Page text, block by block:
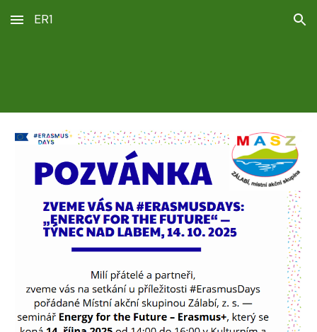
Skip to main content Skip to navigation
ER1